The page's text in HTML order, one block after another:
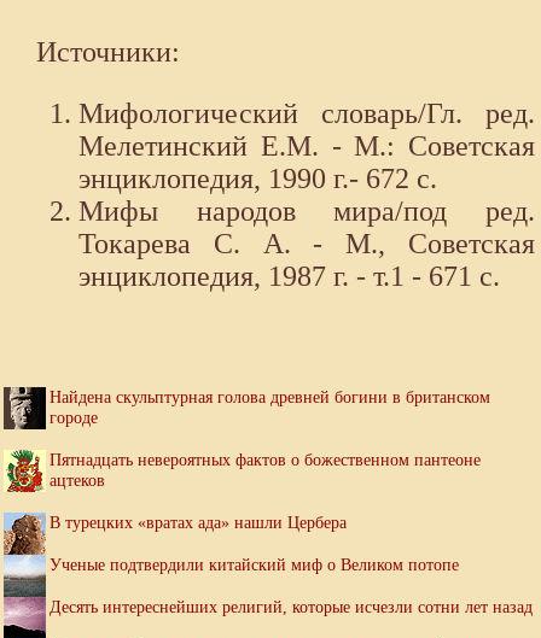
Источники:
Мифологический словарь/Гл. ред.
Мелетинский Е.М. - М.: Советская
энциклопедия, 1990 г.- 672 с.
Мифы народов мира/под ред.
Токарева С. А. - М., Советская
энциклопедия, 1987 г. - т.1 - 671 с.
Найдена скульптурная голова древней богини в британском
городе
Пятнадцать невероятных фактов о божественном пантеоне
ацтеков
В турецких «вратах ада» нашли Цербера
Ученые подтвердили китайский миф о Великом потопе
Десять интереснейших религий, которые исчезли сотни лет назад